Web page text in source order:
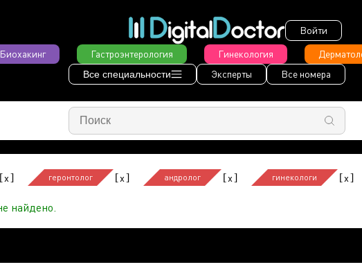
Войти
Биохакинг Гастроэнтерология Гинекология
Все специальности Эксперты Все номера
[x] геронтолог [x] андролог [x] гинекологи [x]
найдено.